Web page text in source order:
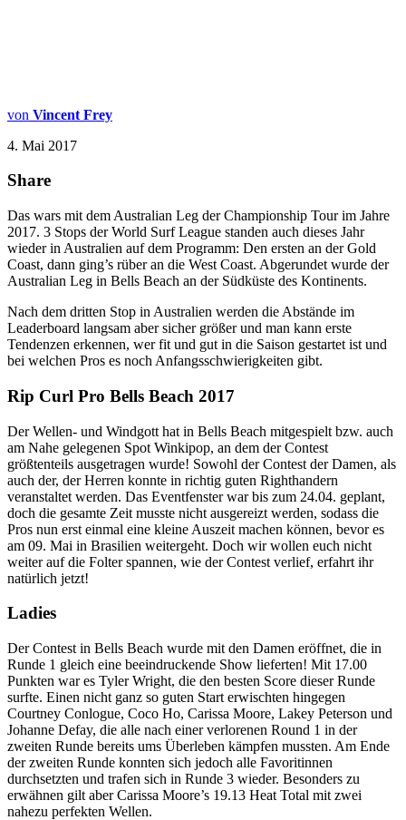
von Vincent Frey
4. Mai 2017
Share
Das wars mit dem Australian Leg der Championship Tour im Jahre
2017. 3 Stops der World Surf League standen auch dieses Jahr
wieder in Australien auf dem Programm: Den ersten an der Gold
Coast, dann ging’s rüber an die West Coast. Abgerundet wurde der
Australian Leg in Bells Beach an der Südküste des Kontinents.
Nach dem dritten Stop in Australien werden die Abstände im
Leaderboard langsam aber sicher größer und man kann erste
Tendenzen erkennen, wer fit und gut in die Saison gestartet ist und
bei welchen Pros es noch Anfangsschwierigkeiten gibt.
Rip Curl Pro Bells Beach 2017
Der Wellen- und Windgott hat in Bells Beach mitgespielt bzw. auch
am Nahe gelegenen Spot Winkipop, an dem der Contest
größtenteils ausgetragen wurde! Sowohl der Contest der Damen, als
auch der, der Herren konnte in richtig guten Righthandern
veranstaltet werden. Das Eventfenster war bis zum 24.04. geplant,
doch die gesamte Zeit musste nicht ausgereizt werden, sodass die
Pros nun erst einmal eine kleine Auszeit machen können, bevor es
am 09. Mai in Brasilien weitergeht. Doch wir wollen euch nicht
weiter auf die Folter spannen, wie der Contest verlief, erfahrt ihr
natürlich jetzt!
Ladies
Der Contest in Bells Beach wurde mit den Damen eröffnet, die in
Runde 1 gleich eine beeindruckende Show lieferten! Mit 17.00
Punkten war es Tyler Wright, die den besten Score dieser Runde
surfte. Einen nicht ganz so guten Start erwischten hingegen
Courtney Conlogue, Coco Ho, Carissa Moore, Lakey Peterson und
Johanne Defay, die alle nach einer verlorenen Round 1 in der
zweiten Runde bereits ums Überleben kämpfen mussten. Am Ende
der zweiten Runde konnten sich jedoch alle Favoritinnen
durchsetzten und trafen sich in Runde 3 wieder. Besonders zu
erwähnen gilt aber Carissa Moore’s 19.13 Heat Total mit zwei
nahezu perfekten Wellen.